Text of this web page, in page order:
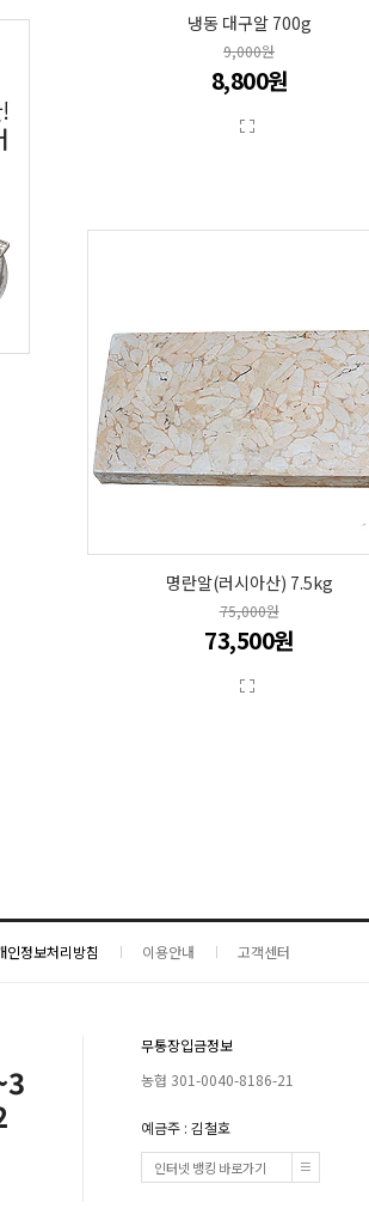
냉동 대구알 700g
9,000원
8,800원
명란알(러시아산) 7.5kg
75,000원
73,500원
인정보처리방침 이용안내 고객센터
무통장입금정보
농협 301-0040-8186-21
예금주 : 김철호
인터넷 뱅킹 바로가기